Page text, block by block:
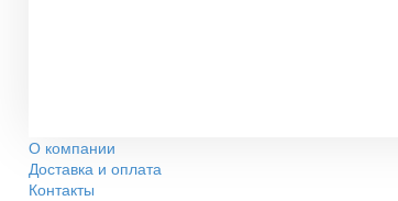
О компании
Доставка и оплата
Контакты